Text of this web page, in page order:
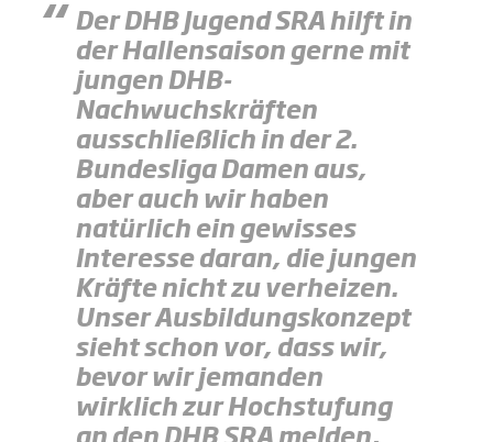
Der DHB Jugend SRA hilft in
der Hallensaison gerne mit
jungen DHB-
Nachwuchskräften
ausschließlich in der 2.
Bundesliga Damen aus,
aber auch wir haben
natürlich ein gewisses
Interesse daran, die jungen
Kräfte nicht zu verheizen.
Unser Ausbildungskonzept
sieht schon vor, dass wir,
bevor wir jemanden
wirklich zur Hochstufung